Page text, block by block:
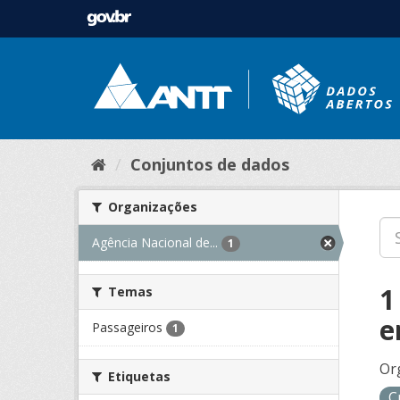
Conjuntos de dados
Organizações
Agência Nacional de... 1
Temas
Passageiros 1
Etiquetas